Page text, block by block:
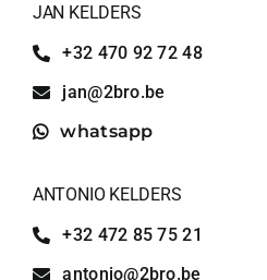
JAN KELDERS
+32 470 92 72 48
jan@2bro.be
whatsapp
ANTONIO KELDERS
+32 472 85 75 21
antonio@2bro.be